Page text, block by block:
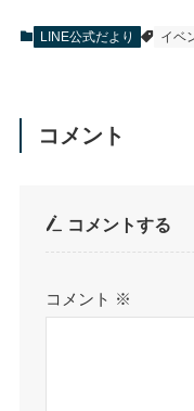
LINE公式だより イベ
コメント
コメントする
コメント ※